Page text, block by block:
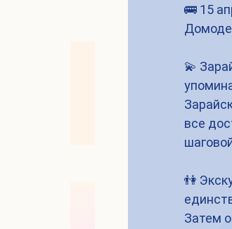
🚌 15
💫
все
👫
Затем